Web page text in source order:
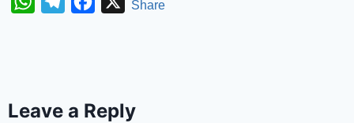
Share
Leave a Reply